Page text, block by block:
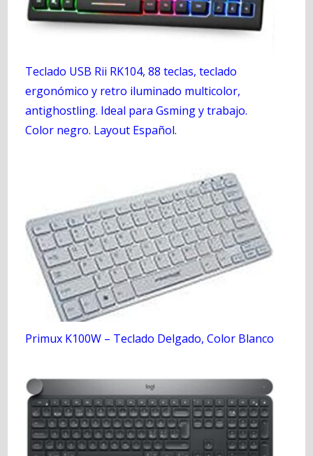
Teclado USB Rii RK104, 88 teclas, teclado
ergonómico y retro iluminado multicolor,
antighostling. Ideal para Gsming y trabajo.
Color negro. Layout Español.
Primux K100W – Teclado Delgado, Color Blanco